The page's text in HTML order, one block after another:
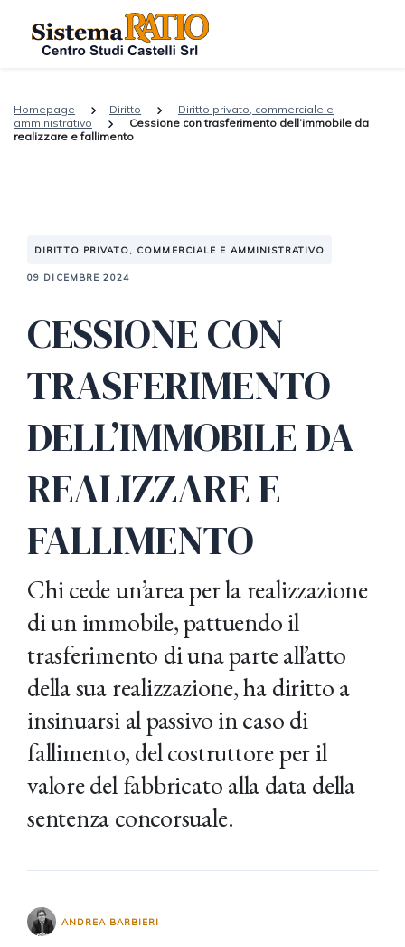
Homepage Diritto
Diritto privato, commerciale e
amministrativo
Cessione con trasferimento dell’immobile da
realizzare e fallimento
DIRITTO PRIVATO, COMMERCIALE E AMMINISTRATIVO
09 DICEMBRE 2024
CESSIONE CON
TRASFERIMENTO
DELL’IMMOBILE DA
REALIZZARE E
FALLIMENTO
Chi cede un’area per la realizzazione
di un immobile, pattuendo il
trasferimento di una parte all’atto
della sua realizzazione, ha diritto a
insinuarsi al passivo in caso di
fallimento, del costruttore per il
valore del fabbricato alla data della
sentenza concorsuale.
ANDREA BARBIERI